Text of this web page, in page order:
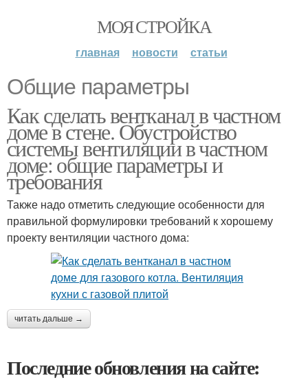
МОЯ СТРОЙКА
главная новости статьи
Общие параметры
Как сделать вентканал в частном
доме в стене. Обустройство
системы вентиляции в частном
доме: общие параметры и
требования
Также надо отметить следующие особенности для
правильной формулировки требований к хорошему
проекту вентиляции частного дома:
читать дальше →
Последние обновления на сайте: